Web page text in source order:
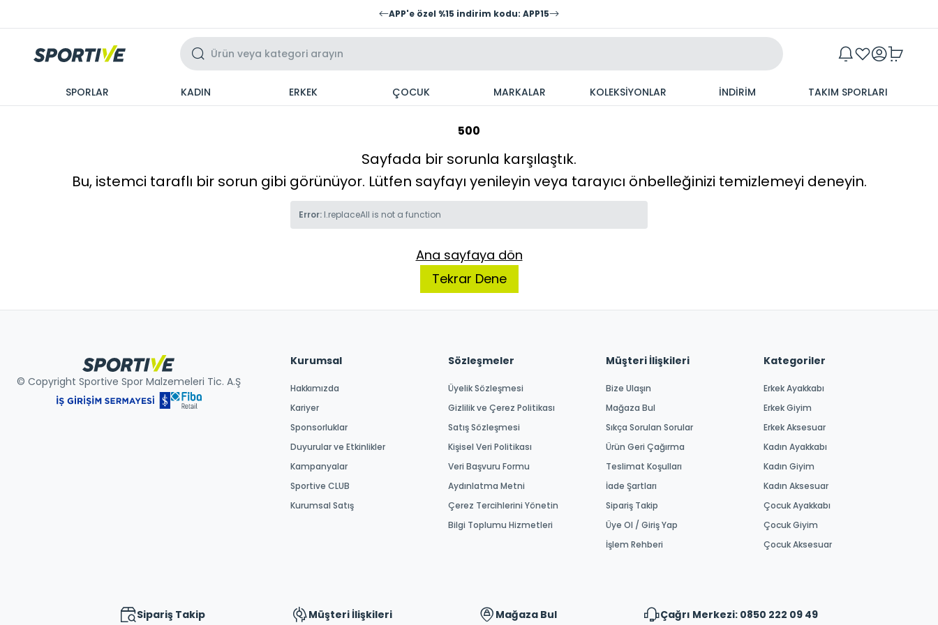
APP'e özel %15 indirim kodu: APP15
SPORLAR KADIN ERKEK ÇOCUK MARKALAR KOLEKSİYONLAR İNDİRİM TAKIM SPORLARI
500
Sayfada bir sorunla karşılaştık.
Bu, istemci taraflı bir sorun gibi görünüyor. Lütfen sayfayı yenileyin veya tarayıcı önbelleğinizi temizlemeyi deneyin.
Error: l.replaceAll is not a function
Ana sayfaya dön
Tekrar Dene
© Copyright Sportive Spor Malzemeleri Tic. A.Ş
Kurumsal
Hakkımızda
Kariyer
Sponsorluklar
Duyurular ve Etkinlikler
Kampanyalar
Sportive CLUB
Kurumsal Satış
Sözleşmeler
Üyelik Sözleşmesi
Gizlilik ve Çerez Politikası
Satış Sözleşmesi
Kişisel Veri Politikası
Veri Başvuru Formu
Aydınlatma Metni
Çerez Tercihlerini Yönetin
Bilgi Toplumu Hizmetleri
Müşteri İlişkileri
Bize Ulaşın
Mağaza Bul
Sıkça Sorulan Sorular
Ürün Geri Çağırma
Teslimat Koşulları
İade Şartları
Sipariş Takip
Üye Ol / Giriş Yap
İşlem Rehberi
Kategoriler
Erkek Ayakkabı
Erkek Giyim
Erkek Aksesuar
Kadın Ayakkabı
Kadın Giyim
Kadın Aksesuar
Çocuk Ayakkabı
Çocuk Giyim
Çocuk Aksesuar
Sipariş Takip Müşteri İlişkileri Mağaza Bul Çağrı Merkezi: 0850 222 09 49